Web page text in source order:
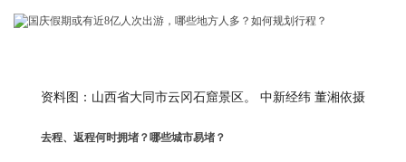
资料图：山西省大同市云冈石窟景区。 中新经纬 董湘依摄
去程、返程何时拥堵？哪些城市易堵？